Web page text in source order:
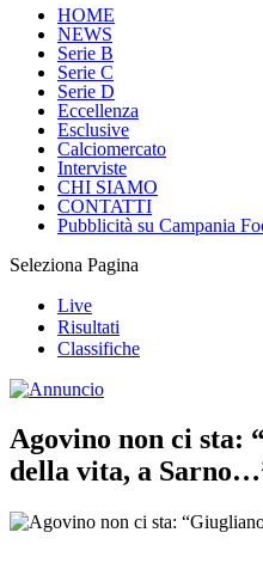
HOME
NEWS
Serie B
Serie C
Serie D
Eccellenza
Esclusive
Calciomercato
Interviste
CHI SIAMO
CONTATTI
Pubblicità su Campania
Seleziona Pagina
Live
Risultati
Classifiche
Agovino non ci sta:
della vita, a